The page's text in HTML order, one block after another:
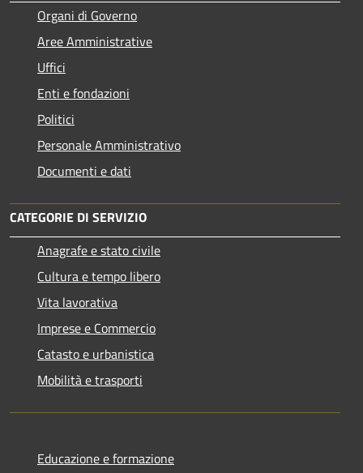
Organi di Governo
Aree Amministrative
Uffici
Enti e fondazioni
Politici
Personale Amministrativo
Documenti e dati
CATEGORIE DI SERVIZIO
Anagrafe e stato civile
Cultura e tempo libero
Vita lavorativa
Imprese e Commercio
Catasto e urbanistica
Mobilità e trasporti
Educazione e formazione